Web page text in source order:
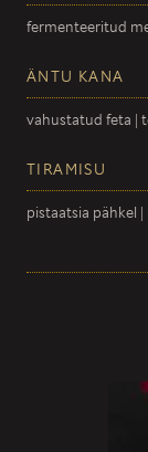
fermenteeritud
ÄNTU KANA
vahustatud feta |
TIRAMISU
pistaatsia pähkel